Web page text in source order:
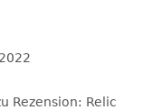
Rezension: Relic